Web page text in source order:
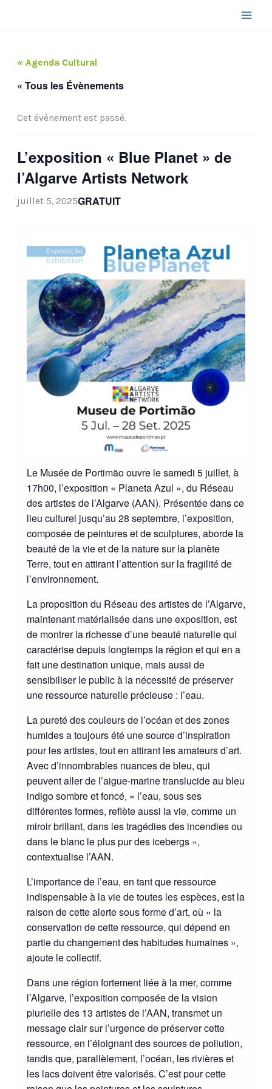
« Agenda Cultural
« Tous les Évènements
Cet évènement est passé.
L’exposition « Blue Planet » de
l’Algarve Artists Network
juillet 5, 2025GRATUIT
Le Musée de Portimão ouvre le samedi 5 juillet, à
17h00, l’exposition « Planeta Azul », du Réseau
des artistes de l’Algarve (AAN). Présentée dans ce
lieu culturel jusqu’au 28 septembre, l’exposition,
composée de peintures et de sculptures, aborde la
beauté de la vie et de la nature sur la planète
Terre, tout en attirant l’attention sur la fragilité de
l’environnement.
La proposition du Réseau des artistes de l’Algarve,
maintenant matérialisée dans une exposition, est
de montrer la richesse d’une beauté naturelle qui
caractérise depuis longtemps la région et qui en a
fait une destination unique, mais aussi de
sensibiliser le public à la nécessité de préserver
une ressource naturelle précieuse : l’eau.
La pureté des couleurs de l’océan et des zones
humides a toujours été une source d’inspiration
pour les artistes, tout en attirant les amateurs d’art.
Avec d’innombrables nuances de bleu, qui
peuvent aller de l’aigue-marine translucide au bleu
indigo sombre et foncé, « l’eau, sous ses
différentes formes, reflète aussi la vie, comme un
miroir brillant, dans les tragédies des incendies ou
dans le blanc le plus pur des icebergs »,
contextualise l’AAN.
L’importance de l’eau, en tant que ressource
indispensable à la vie de toutes les espèces, est la
raison de cette alerte sous forme d’art, où « la
conservation de cette ressource, qui dépend en
partie du changement des habitudes humaines »,
ajoute le collectif.
Dans une région fortement liée à la mer, comme
l’Algarve, l’exposition composée de la vision
plurielle des 13 artistes de l’AAN, transmet un
message clair sur l’urgence de préserver cette
ressource, en l’éloignant des sources de pollution,
tandis que, parallèlement, l’océan, les rivières et
les lacs doivent être valorisés. C’est pour cette